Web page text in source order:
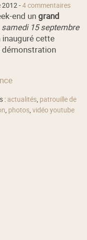
2012-4 commentaires
end ungrand
samedi 15 septembre
inauguré cette
démonstration
: actualités, patrouille de
, photos,vidéo youtube